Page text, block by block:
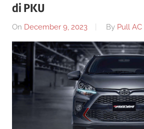
di PKU
On December 9, 2023 By Pull AC